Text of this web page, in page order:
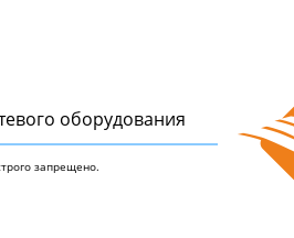
оборудования
запрещено.